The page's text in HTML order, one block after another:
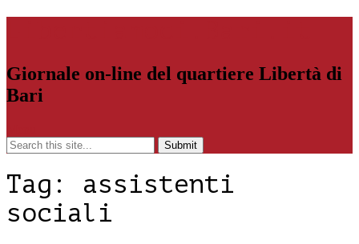
Giornale on-line del quartiere Libertà di
Bari
Tag: assistenti
sociali